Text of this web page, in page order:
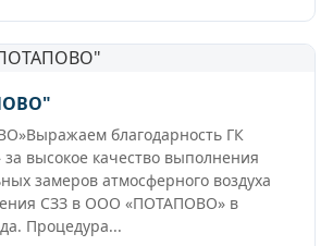
благодарность ГК
высокое качество выполнения
замеров атмосферного воздуха
СЗЗ в ООО «ПОТАПОВО» в
Процедура...